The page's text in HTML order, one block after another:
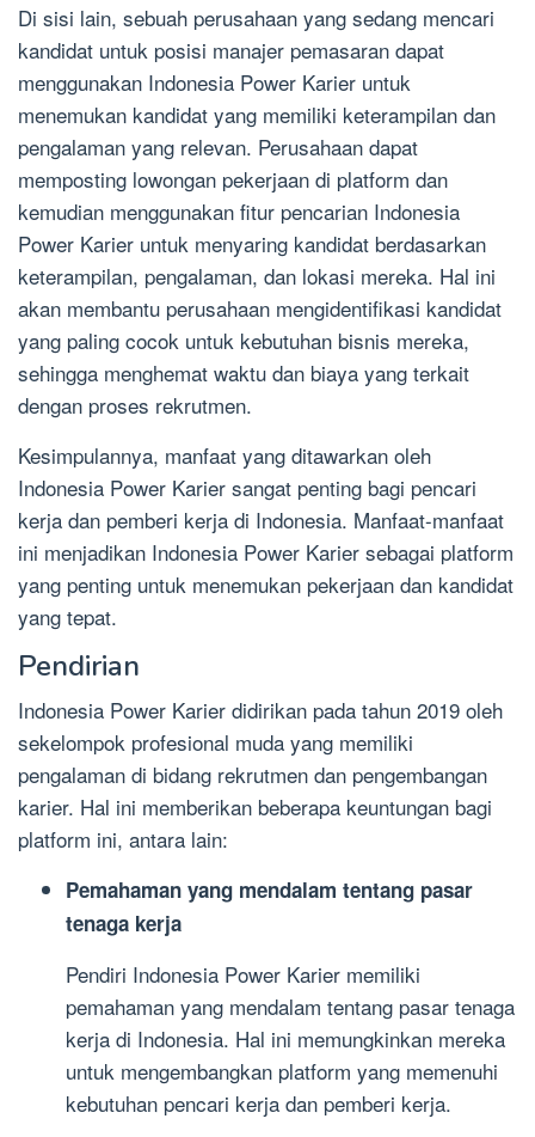
Di sisi lain, sebuah perusahaan yang sedang mencari
kandidat untuk posisi manajer pemasaran dapat
menggunakan Indonesia Power Karier untuk
menemukan kandidat yang memiliki keterampilan dan
pengalaman yang relevan. Perusahaan dapat
memposting lowongan pekerjaan di platform dan
kemudian menggunakan fitur pencarian Indonesia
Power Karier untuk menyaring kandidat berdasarkan
keterampilan, pengalaman, dan lokasi mereka. Hal ini
akan membantu perusahaan mengidentifikasi kandidat
yang paling cocok untuk kebutuhan bisnis mereka,
sehingga menghemat waktu dan biaya yang terkait
dengan proses rekrutmen.
Kesimpulannya, manfaat yang ditawarkan oleh
Indonesia Power Karier sangat penting bagi pencari
kerja dan pemberi kerja di Indonesia. Manfaat-manfaat
ini menjadikan Indonesia Power Karier sebagai platform
yang penting untuk menemukan pekerjaan dan kandidat
yang tepat.
Pendirian
Indonesia Power Karier didirikan pada tahun 2019 oleh
sekelompok profesional muda yang memiliki
pengalaman di bidang rekrutmen dan pengembangan
karier. Hal ini memberikan beberapa keuntungan bagi
platform ini, antara lain:
Pemahaman yang mendalam tentang pasar
tenaga kerja
Pendiri Indonesia Power Karier memiliki
pemahaman yang mendalam tentang pasar tenaga
kerja di Indonesia. Hal ini memungkinkan mereka
untuk mengembangkan platform yang memenuhi
kebutuhan pencari kerja dan pemberi kerja.